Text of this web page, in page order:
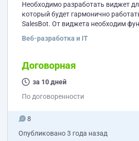
Необходимо разработать виджет
который будет гармонично
SalesBot. От виджета необходим
определенный вебхук(его
пользователя Необходима интеграция только с
телеграмом, другие мессенджеры нам
и сроки договорные
Веб-разработка и IT
Договорная
за 10 дней
По договоренности
8
Опубликовано3 года назад